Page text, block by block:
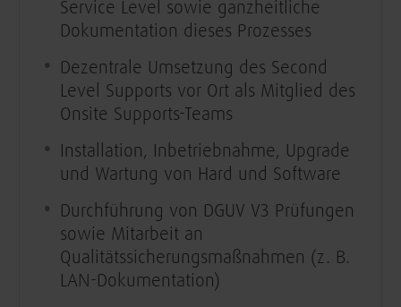
Service Level sowie ganzheitliche
Dokumentation dieses Prozesses
Dezentrale Umsetzung des Second
Level Supports vor Ort als Mitglied des
Onsite Supports-Teams
Installation, Inbetriebnahme, Upgrade
und Wartung von Hard und Software
Durchführung von DGUV V3 Prüfungen
sowie Mitarbeit an
Qualitätssicherungsmaßnahmen (z. B.
LAN-Dokumentation)